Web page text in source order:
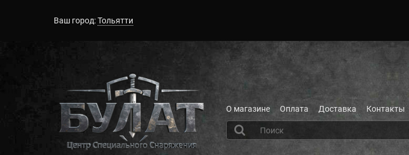
Ваш город:Тольятти
О магазине Оплата Доставка Контакты